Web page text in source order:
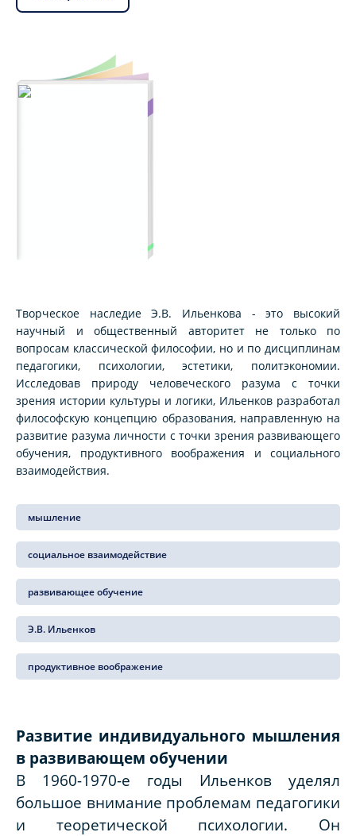
Творческое наследие Э.В. Ильенкова - это высокий
научный и общественный авторитет не только по
вопросам классической философии, но и по дисциплинам
педагогики, психологии, эстетики, политэкономии.
Исследовав природу человеческого разума с точки
зрения истории культуры и логики, Ильенков разработал
философскую концепцию образования, направленную на
развитие разума личности с точки зрения развивающего
обучения, продуктивного воображения и социального
взаимодействия.
мышление
социальное взаимодействие
развивающее обучение
Э.В. Ильенков
продуктивное воображение
Развитие индивидуального мышления
в развивающем обучении
В 1960-1970-е годы Ильенков уделял
большое внимание проблемам педагогики
и теоретической психологии. Он